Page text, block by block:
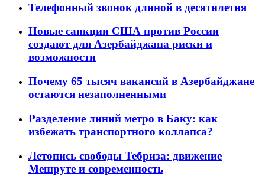
Телефонный звонок длиной в десятилетия
Новые санкции США против России
создают для Азербайджана риски и
возможности
Почему 65 тысяч вакансий в Азербайджане
остаются незаполненными
Разделение линий метро в Баку: как
избежать транспортного коллапса?
Летопись свободы Тебриза: движение
Мешруте и современность